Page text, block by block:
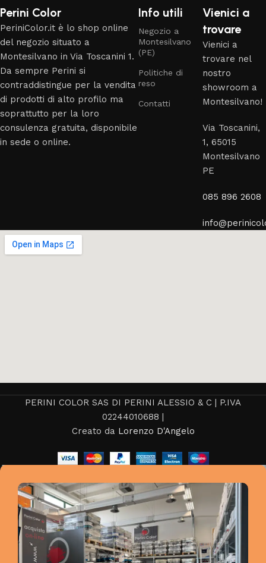
Perini Color
PeriniColor.it è lo shop online
del negozio situato a
Montesilvano in Via Toscanini 1.
Da sempre Perini si
contraddistingue per la vendita
di prodotti di alto profilo ma
soprattutto per la loro
consulenza gratuita, disponibile
in sede o online.
Info utili
Negozio a
Montesilvano
(PE)
Politiche di
reso
Contatti
Vienici a
trovare
Vienici a
trovare nel
nostro
showroom a
Montesilvano!
Via Toscanini,
1, 65015
Montesilvano
PE
085 896 2608
PERINI COLOR SAS DI PERINI ALESSIO & C | P.IVA
02244010688 |
Creato da Lorenzo D'Angelo